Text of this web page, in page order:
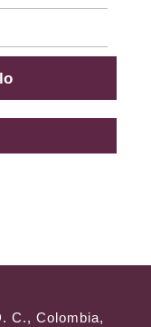
C., Colombia,